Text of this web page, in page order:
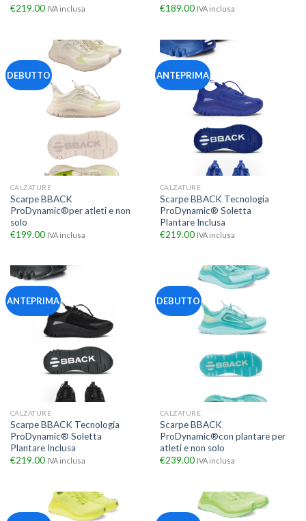
€219.00 IVA inclusa
€189.00 IVA inclusa
DEBUTTO
CALZATURE
Scarpe BBACK
ProDynamic®per atleti e non
solo
€199.00 IVA inclusa
ANTEPRIMA
CALZATURE
Scarpe BBACK Tecnologia
ProDynamic® Soletta
Plantare Inclusa
€219.00 IVA inclusa
ANTEPRIMA
CALZATURE
Scarpe BBACK Tecnologia
ProDynamic® Soletta
Plantare Inclusa
€219.00 IVA inclusa
DEBUTTO
CALZATURE
Scarpe BBACK
ProDynamic®con plantare per
atleti e non solo
€239.00 IVA inclusa